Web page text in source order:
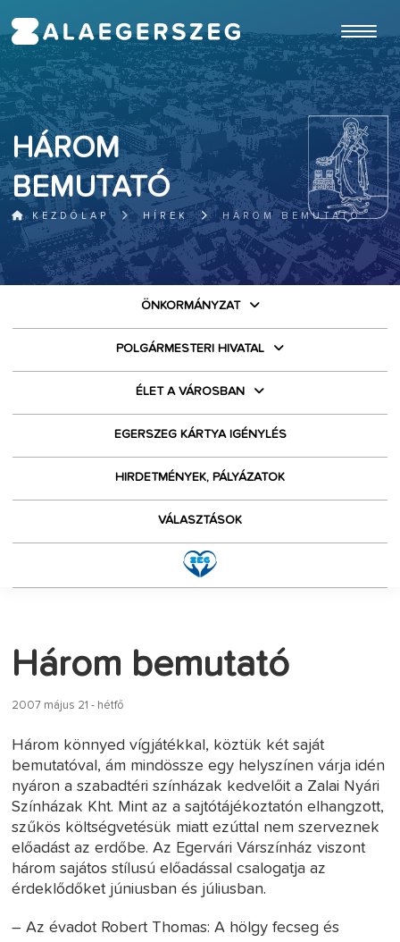
HÁROM
BEMUTATÓ
KEZDŐLAP HÍREK HÁROM BEMUTATÓ
ÖNKORMÁNYZAT
POLGÁRMESTERI HIVATAL
ÉLET A VÁROSBAN
EGERSZEG KÁRTYA IGÉNYLÉS
HIRDETMÉNYEK, PÁLYÁZATOK
VÁLASZTÁSOK
Három bemutató
2007 május 21 - hétfő
Három könnyed vígjátékkal, köztük két saját
bemutatóval, ám mindössze egy helyszínen várja idén
nyáron a szabadtéri színházak kedvelőit a Zalai Nyári
Színházak Kht. Mint az a sajtótájékoztatón elhangzott,
szűkös költségvetésük miatt ezúttal nem szerveznek
előadást az erdőbe. Az Egervári Várszínház viszont
három sajátos stílusú előadással csalogatja az
érdeklődőket júniusban és júliusban.
– Az évadot Robert Thomas: A hölgy fecseg és